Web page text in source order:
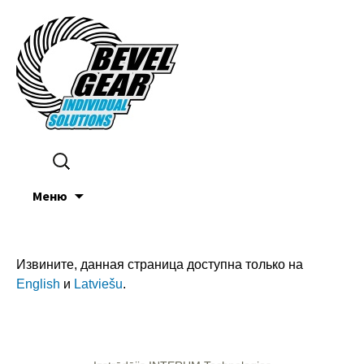
Найти:
Меню
Извините, данная страница доступна только на
English и Latviešu.